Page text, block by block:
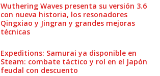
Wuthering Waves presenta su versión 3.6
con nueva historia, los resonadores
Qingxiao y Jingran y grandes mejoras
técnicas
Expeditions: Samurai ya disponible en
Steam: combate táctico y rol en el Japón
feudal con descuento